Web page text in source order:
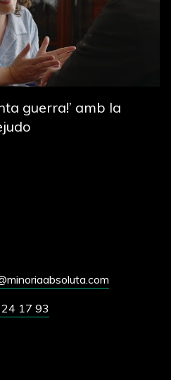
guerra!’ amb la
17 93